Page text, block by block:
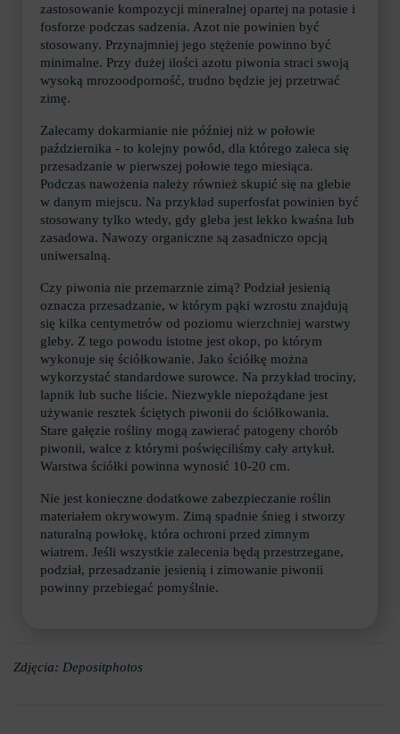
zastosowanie kompozycji mineralnej opartej na potasie i
fosforze podczas sadzenia. Azot nie powinien być
stosowany. Przynajmniej jego stężenie powinno być
minimalne. Przy dużej ilości azotu piwonia straci swoją
wysoką mrozoodporność, trudno będzie jej przetrwać
zimę.
Zalecamy dokarmianie nie później niż w połowie
października - to kolejny powód, dla którego zaleca się
przesadzanie w pierwszej połowie tego miesiąca.
Podczas nawożenia należy również skupić się na glebie
w danym miejscu. Na przykład superfosfat powinien być
stosowany tylko wtedy, gdy gleba jest lekko kwaśna lub
zasadowa. Nawozy organiczne są zasadniczo opcją
uniwersalną.
Czy piwonia nie przemarznie zimą? Podział jesienią
oznacza przesadzanie, w którym pąki wzrostu znajdują
się kilka centymetrów od poziomu wierzchniej warstwy
gleby. Z tego powodu istotne jest okop, po którym
wykonuje się ściółkowanie. Jako ściółkę można
wykorzystać standardowe surowce. Na przykład trociny,
lapnik lub suche liście. Niezwykle niepożądane jest
używanie resztek ściętych piwonii do ściółkowania.
Stare gałęzie rośliny mogą zawierać patogeny chorób
piwonii, walce z którymi poświęciliśmy cały artykuł.
Warstwa ściółki powinna wynosić 10-20 cm.
Nie jest konieczne dodatkowe zabezpieczanie roślin
materiałem okrywowym. Zimą spadnie śnieg i stworzy
naturalną powłokę, która ochroni przed zimnym
wiatrem. Jeśli wszystkie zalecenia będą przestrzegane,
podział, przesadzanie jesienią i zimowanie piwonii
powinny przebiegać pomyślnie.
Zdjęcia: Depositphotos